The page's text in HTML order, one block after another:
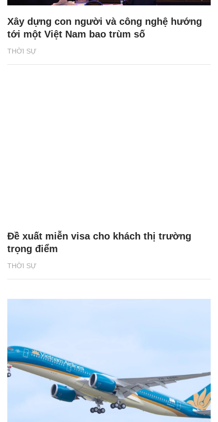
THỜI SỰ
Xây dựng con người và công nghệ hướng
tới một Việt Nam bao trùm số
THỜI SỰ
Đề xuất miễn visa cho khách thị trường
trọng điểm